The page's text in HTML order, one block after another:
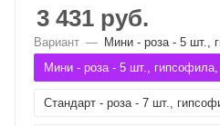
3 431 руб.
Вариант — Мини - роза - 5 шт.,
Мини - роза - 5 шт., гипсофила,
Стандарт - роза - 7 шт.,